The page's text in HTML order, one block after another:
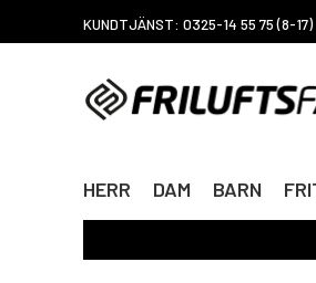
KUNDTJÄNST: 0325-14 55 75 (8-17)
HERR DAM BARN